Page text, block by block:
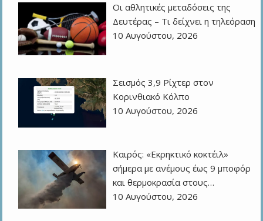
Οι αθλητικές μεταδόσεις της
Δευτέρας – Τι δείχνει η τηλεόραση
10 Αυγούστου, 2026
Σεισμός 3,9 Ρίχτερ στον
Κορινθιακό Κόλπο
10 Αυγούστου, 2026
Καιρός: «Εκρηκτικό κοκτέιλ»
σήμερα με ανέμους έως 9 μποφόρ
και θερμοκρασία στους…
10 Αυγούστου, 2026